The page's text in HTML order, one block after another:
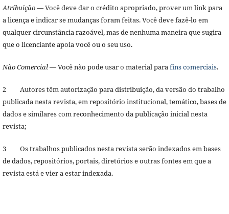
Atribuição— Você deve dar o crédito apropriado, prover um link para
a licença e indicar se mudanças foram feitas. Você deve fazê-lo em
qualquer circunstância razoável, mas de nenhuma maneira que sugira
que o licenciante apoia você ou o seu uso.
Não Comercial— Você não pode usar o material para fins comerciais.
2 Autores têm autorização para distribuição, da versão do trabalho
publicada nesta revista, em repositório institucional, temático, bases de
dados e similares com reconhecimento da publicação inicial nesta
revista;
3 Os trabalhos publicados nesta revista serão indexados em bases
de dados, repositórios, portais, diretórios e outras fontes em que a
revista está e vier a estar indexada.